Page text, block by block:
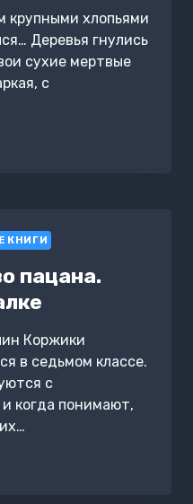
крупными хлопьями
Деревья гнулись
сухие мертвые
с
КНИГИ
пацана.
Коржики
в седьмом классе.
с
когда понимают,